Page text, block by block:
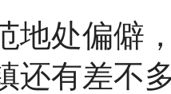
处偏僻，
还有差不